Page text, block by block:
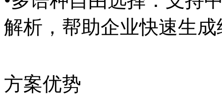
解析，帮助企业快速生
方案优势